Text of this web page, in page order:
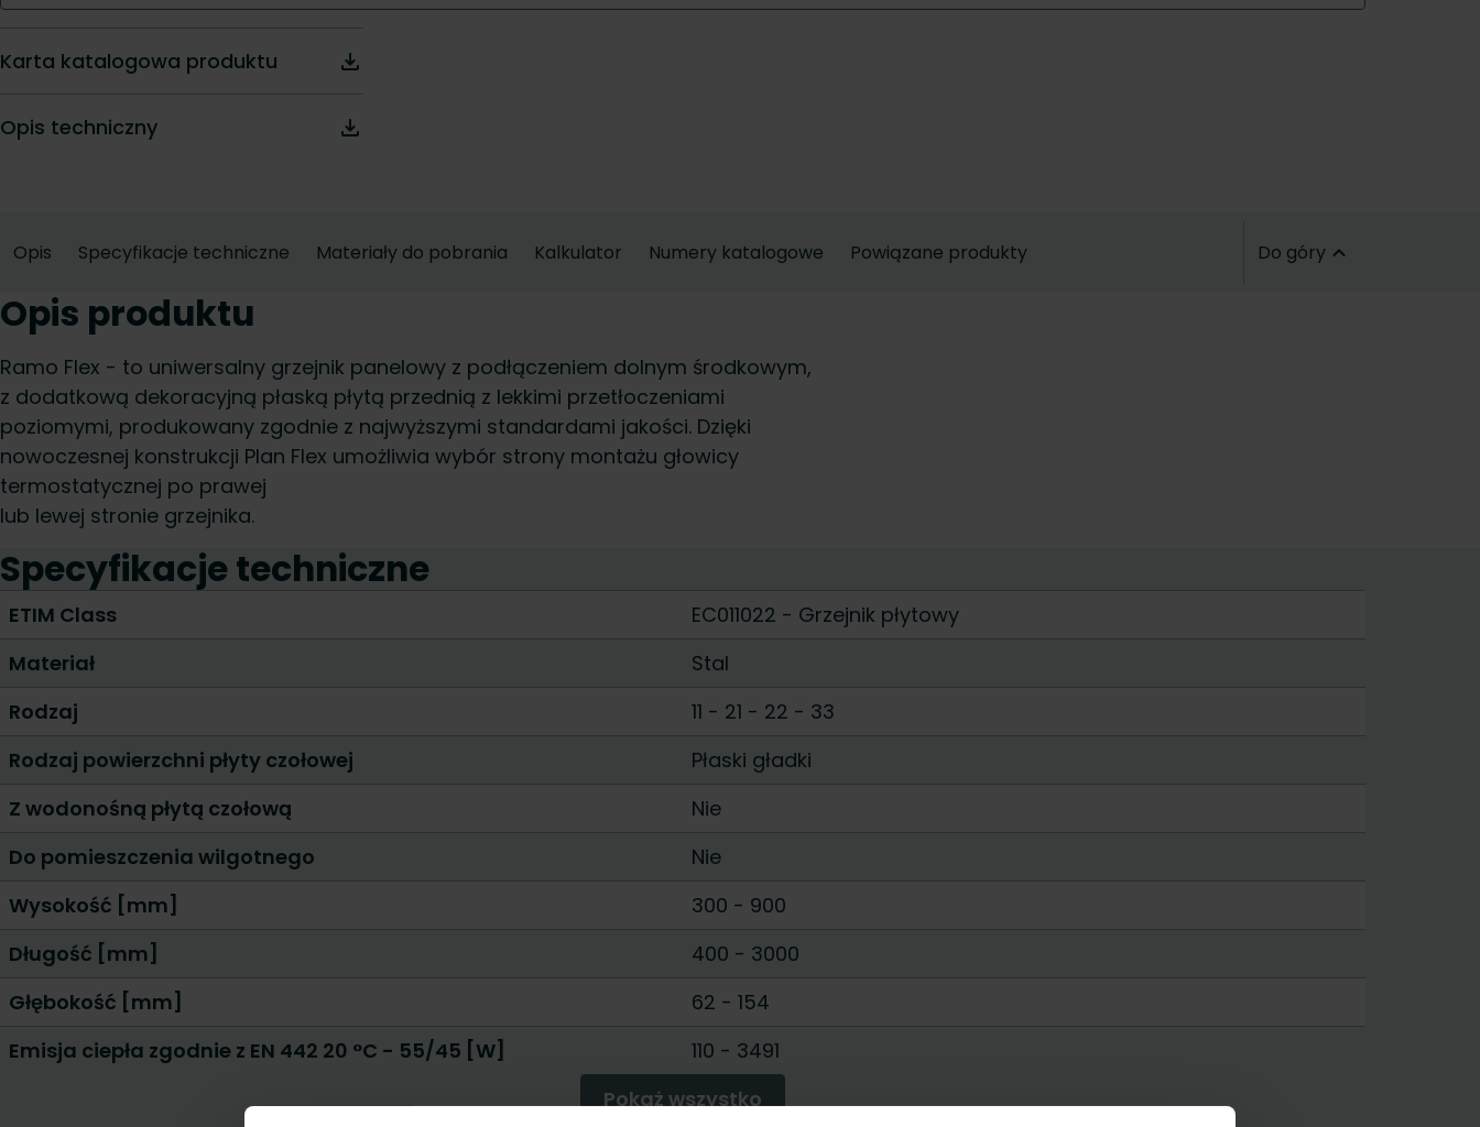
Karta katalogowa produktu
Opis techniczny
Opis Specyfikacje techniczne Materiały do pobrania Kalkulator Numery katalogowe Powiązane produkty Do góry
Opis produktu
Ramo Flex - to uniwersalny grzejnik panelowy z podłączeniem dolnym środkowym,
z dodatkową dekoracyjną płaską płytą przednią z lekkimi przetłoczeniami
poziomymi, produkowany zgodnie z najwyższymi standardami jakości. Dzięki
nowoczesnej konstrukcji Plan Flex umożliwia wybór strony montażu głowicy
termostatycznej po prawej
lub lewej stronie grzejnika.
Specyfikacje techniczne
ETIM Class
EC011022 - Grzejnik płytowy
Materiał
Stal
Rodzaj
11 - 21 - 22 - 33
Rodzaj powierzchni płyty czołowej
Płaski gładki
Z wodonośną płytą czołową
Nie
Do pomieszczenia wilgotnego
Nie
Wysokość [mm]
300 - 900
Długość [mm]
400 - 3000
Głębokość [mm]
62 - 154
Emisja ciepła zgodnie z EN 442 20 °C - 55/45 [W]
110 - 3491
Pokaż wszystko